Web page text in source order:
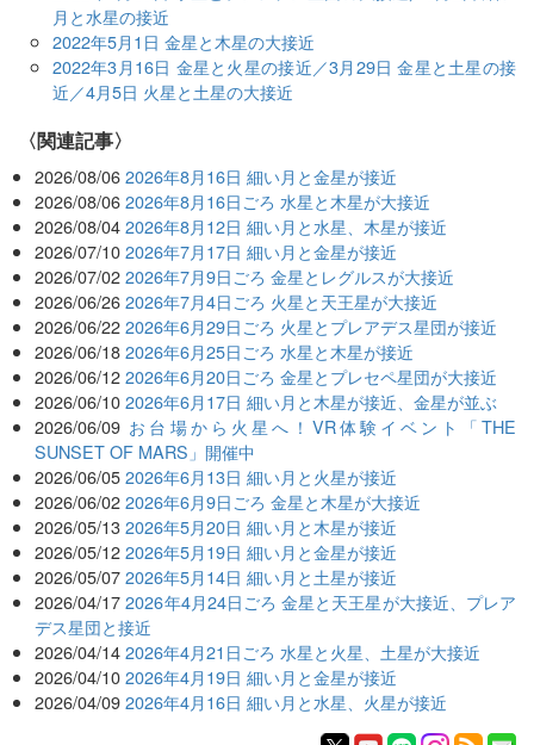
月と水星の接近
2022年5月1日 金星と木星の大接近
2022年3月16日 金星と火星の接近／3月29日 金星と土星の接
近／4月5日 火星と土星の大接近
関連記事
2026/08/06 2026年8月16日 細い月と金星が接近
2026/08/06 2026年8月16日ごろ 水星と木星が大接近
2026/08/04 2026年8月12日 細い月と水星、木星が接近
2026/07/10 2026年7月17日 細い月と金星が接近
2026/07/02 2026年7月9日ごろ 金星とレグルスが大接近
2026/06/26 2026年7月4日ごろ 火星と天王星が大接近
2026/06/22 2026年6月29日ごろ 火星とプレアデス星団が接近
2026/06/18 2026年6月25日ごろ 水星と木星が接近
2026/06/12 2026年6月20日ごろ 金星とプレセペ星団が大接近
2026/06/10 2026年6月17日 細い月と木星が接近、金星が並ぶ
2026/06/09 お台場から火星へ！VR体験イベント「THE
SUNSET OF MARS」開催中
2026/06/05 2026年6月13日 細い月と火星が接近
2026/06/02 2026年6月9日ごろ 金星と木星が大接近
2026/05/13 2026年5月20日 細い月と木星が接近
2026/05/12 2026年5月19日 細い月と金星が接近
2026/05/07 2026年5月14日 細い月と土星が接近
2026/04/17 2026年4月24日ごろ 金星と天王星が大接近、プレア
デス星団と接近
2026/04/14 2026年4月21日ごろ 水星と火星、土星が大接近
2026/04/10 2026年4月19日 細い月と金星が接近
2026/04/09 2026年4月16日 細い月と水星、火星が接近